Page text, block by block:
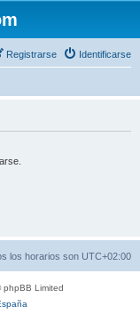
Identificarse
Registrarse
los horarios son UTC+02:00
Limited